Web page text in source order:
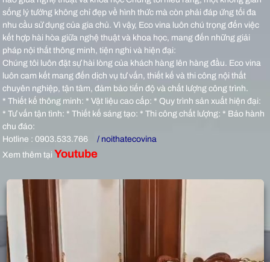
sống lý tưởng không chỉ đẹp về hình thức mà còn phải đáp ứng tối đa
nhu cầu sử dụng của gia chủ. Vì vậy, Eco vina luôn chú trọng đến việc
kết hợp hài hòa giữa nghệ thuật và khoa học, mang đến những giải
pháp nội thất thông minh, tiện nghi và hiện đại:
Chúng tôi luôn đặt sự hài lòng của khách hàng lên hàng đầu. Eco vina
luôn cam kết mang đến dịch vụ tư vấn, thiết kế và thi công nội thất
chuyên nghiệp, tận tâm, đảm bảo tiến độ và chất lượng công trình.
* Thiết kế thông minh: * Vật liệu cao cấp: * Quy trình sản xuất hiện đại:
* Tư vấn tận tình: * Thiết kế sáng tạo: * Thi công chất lượng: * Bảo hành
chu đáo:
Hotline : 0903.533.766
/ noithatecovina
Xem thêm tại Youtube